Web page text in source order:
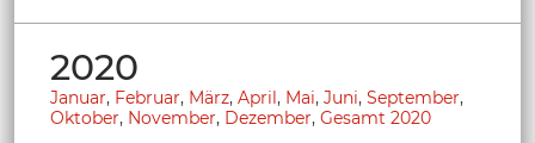
2020
Januar, Februar, März, April, Mai, Juni, September,
Oktober, November, Dezember, Gesamt 2020